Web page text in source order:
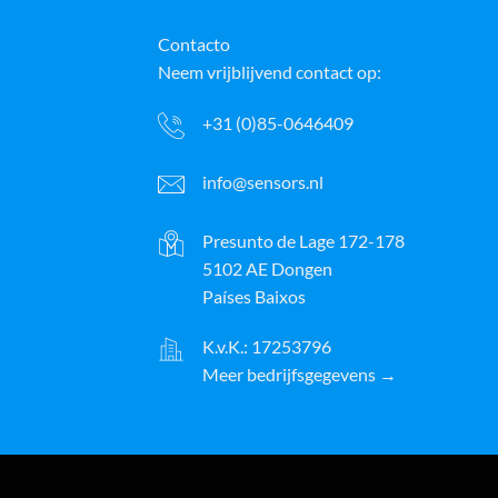
Contacto
Neem vrijblijvend contact op:
+31 (0)85-0646409
info@sensors.nl
Presunto de Lage 172-178
5102 AE Dongen
Países Baixos
K.v.K.: 17253796
Meer bedrijfsgegevens →